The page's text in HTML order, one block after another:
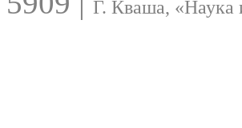
Г. Кваша, «Наука